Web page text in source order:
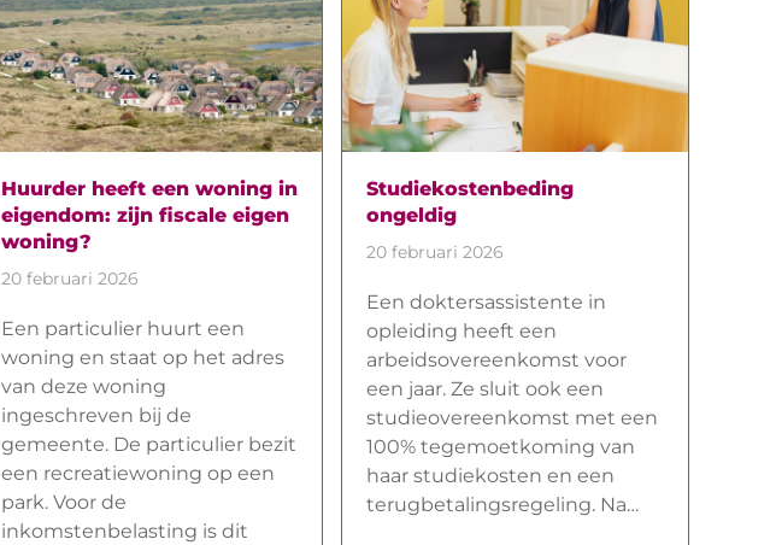
Huurder heeft een woning in
eigendom: zijn fiscale eigen
woning?
20 februari 2026
Een particulier huurt een
woning en staat op het adres
van deze woning
ingeschreven bij de
gemeente. De particulier bezit
een recreatiewoning op een
park. Voor de
inkomstenbelasting is dit
Studiekostenbeding
ongeldig
20 februari 2026
Een doktersassistente in
opleiding heeft een
arbeidsovereenkomst voor
een jaar. Ze sluit ook een
studieovereenkomst met een
100% tegemoetkoming van
haar studiekosten en een
terugbetalingsregeling. Na…